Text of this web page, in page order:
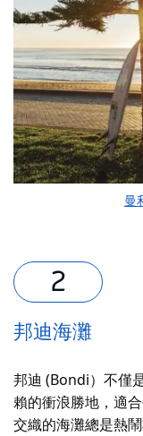
曼
邦迪海灘
邦迪 (Bondi）不僅
賴的衝浪勝地，適
交織的海灘總是熱